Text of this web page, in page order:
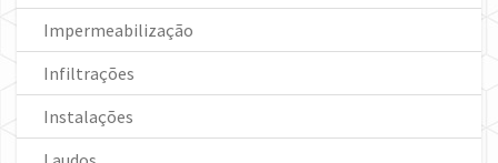
Impermeabilização
Infiltrações
Instalações